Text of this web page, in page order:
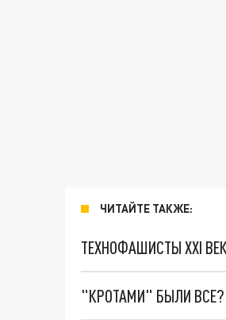
ЧИТАЙТЕ ТАКЖЕ:
ТЕХНОФАШИСТЫ XXI
"КРОТАМИ" БЫЛИ